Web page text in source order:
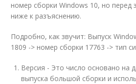
номер сборки Windows 10, но перед
ниже к разъяснению.
Подробно, как звучит: Выпуск
1809 -> номер сборки 17763 -> тип
Версия - Это число основано на
выпуска большой сборки и